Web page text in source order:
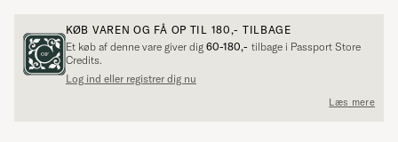
KØB VAREN OG FÅ OP TIL 180,- TILBAGE
Et køb af denne vare giver dig 60-180,- tilbage i Passport Store
Credits.
Log ind eller registrer dig nu
Læs mere